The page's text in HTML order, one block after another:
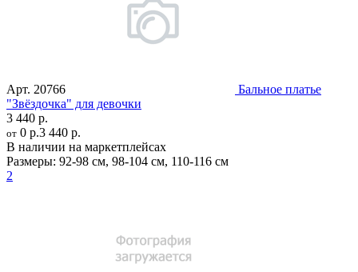
Арт. 20766
Бальное платье
"Звёздочка" для девочки
3 440 р.
от 0 р.3 440 р.
В наличии на маркетплейсах
Размеры: 92-98 см, 98-104 см, 110-116 см
2